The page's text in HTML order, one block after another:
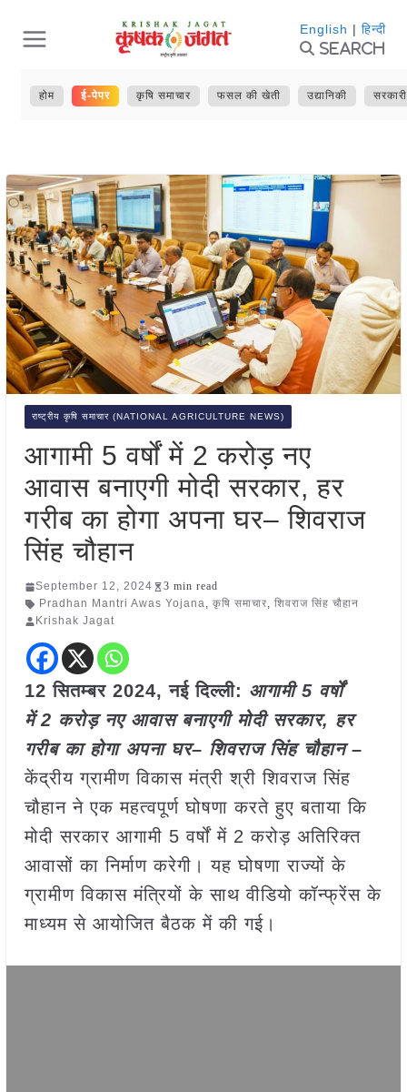
content
English | हिन्दी
Search
होम ई-पेपर कृषि समाचार फसल की खेती उद्यानिकी
राष्ट्रीय कृषि समाचार (NATIONAL AGRICULTURE NEWS)
आगामी 5 वर्षों में 2 करोड़ नए
आवास बनाएगी मोदी सरकार, हर
गरीब का होगा अपना घर– शिवराज
सिंह चौहान
September 12, 2024
3 min read
Pradhan Mantri Awas Yojana, कृषि समाचार, शिवराज सिंह चौहान
Krishak Jagat
12 सितम्बर 2024, नई दिल्ली: आगामी 5 वर्षों
में 2 करोड़ नए आवास बनाएगी मोदी सरकार, हर
गरीब का होगा अपना घर– शिवराज सिंह चौहान –
केंद्रीय ग्रामीण विकास मंत्री श्री शिवराज सिंह
चौहान ने एक महत्वपूर्ण घोषणा करते हुए बताया कि
मोदी सरकार आगामी 5 वर्षों में 2 करोड़ अतिरिक्त
आवासों का निर्माण करेगी। यह घोषणा राज्यों के
ग्रामीण विकास मंत्रियों के साथ वीडियो कॉन्फ्रेंस के
माध्यम से आयोजित बैठक में की गई।